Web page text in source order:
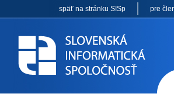
späť na stránku SISp pre